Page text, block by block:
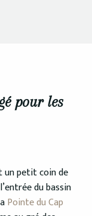
pour les
un petit coin de
du bassin
Pointe du Cap